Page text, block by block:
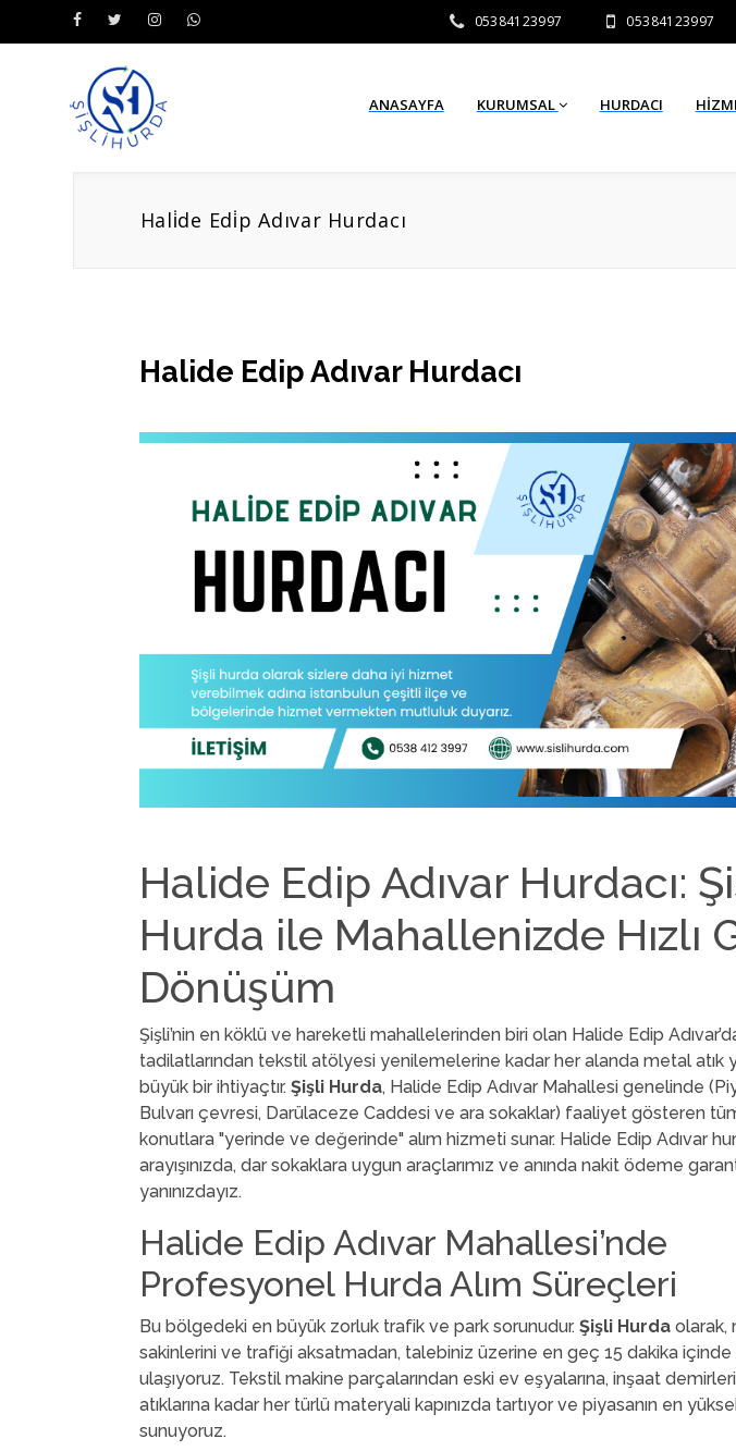
05384123997 05384123997
ANASAYFA KURUMSAL HURDACI
Hali̇de Edi̇p Adıvar Hurdacı
Halide Edip Adıvar Hurdacı
Halide Edip Adıvar Hurdacı:
Hurda ile Mahallenizde Hızlı
Dönüşüm
Şişli’nin en köklü ve hareketli mahallelerinden biri olan Halide Edip
tadilatlarından tekstil atölyesi yenilemelerine kadar her alanda metal atık
büyük bir ihtiyaçtır. Şişli Hurda, Halide Edip Adıvar Mahallesi genelinde
Bulvarı çevresi, Darülaceze Caddesi ve ara sokaklar) faaliyet gösteren
konutlara "yerinde ve değerinde" alım hizmeti sunar. Halide Edip Adıvar
arayışınızda, dar sokaklara uygun araçlarımız ve anında nakit ödeme
yanınızdayız.
Halide Edip Adıvar Mahallesi’nde
Profesyonel Hurda Alım Süreçleri
Bu bölgedeki en büyük zorluk trafik ve park sorunudur. Şişli Hurdaolarak,
sakinlerini ve trafiği aksatmadan, talebiniz üzerine en geç 15 dakika içinde
ulaşıyoruz. Tekstil makine parçalarından eski ev eşyalarına, inşaat
atıklarına kadar her türlü materyali kapınızda tartıyor ve piyasanın en
sunuyoruz.